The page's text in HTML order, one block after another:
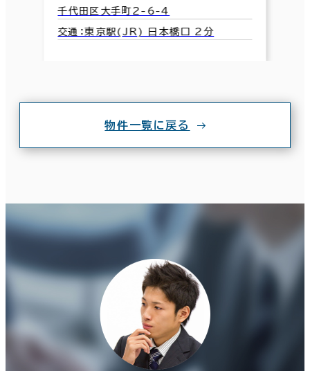
千代田区大手町2-6-4
交通：東京駅(JR) 日本橋口 2分
物件一覧に戻る